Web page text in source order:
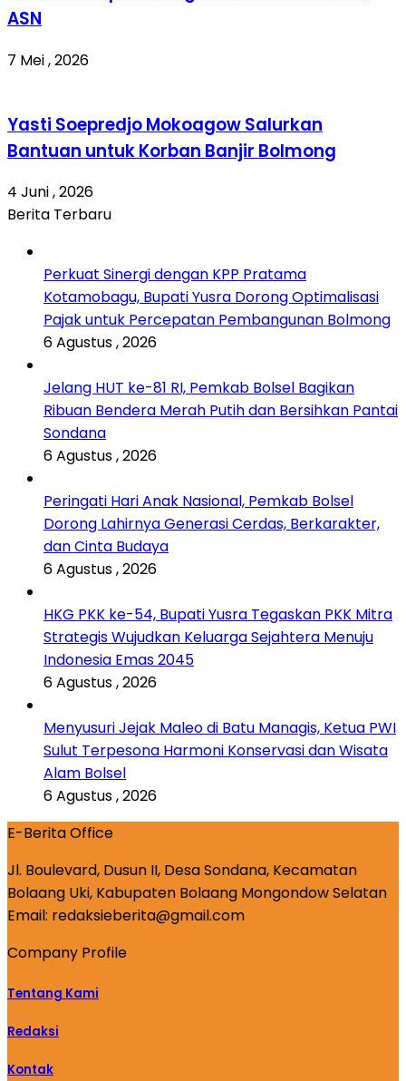
ASN
7 Mei , 2026
Yasti Soepredjo Mokoagow Salurkan
Bantuan untuk Korban Banjir Bolmong
4 Juni , 2026
Berita Terbaru
Perkuat Sinergi dengan KPP Pratama
Kotamobagu, Bupati Yusra Dorong Optimalisasi
Pajak untuk Percepatan Pembangunan Bolmong
6 Agustus , 2026
Jelang HUT ke-81 RI, Pemkab Bolsel Bagikan
Ribuan Bendera Merah Putih dan Bersihkan Pantai
Sondana
6 Agustus , 2026
Peringati Hari Anak Nasional, Pemkab Bolsel
Dorong Lahirnya Generasi Cerdas, Berkarakter,
dan Cinta Budaya
6 Agustus , 2026
HKG PKK ke-54, Bupati Yusra Tegaskan PKK Mitra
Strategis Wujudkan Keluarga Sejahtera Menuju
Indonesia Emas 2045
6 Agustus , 2026
Menyusuri Jejak Maleo di Batu Managis, Ketua PWI
Sulut Terpesona Harmoni Konservasi dan Wisata
Alam Bolsel
6 Agustus , 2026
E-Berita Office
Jl. Boulevard, Dusun II, Desa Sondana, Kecamatan
Bolaang Uki, Kabupaten Bolaang Mongondow Selatan
Email: redaksieberita@gmail.com
Company Profile
Tentang Kami
Redaksi
Kontak